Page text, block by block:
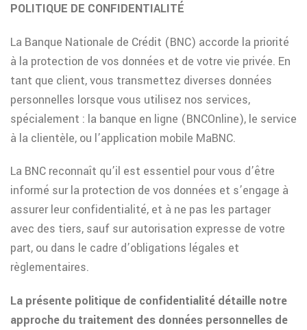
POLITIQUE DE CONFIDENTIALITÉ
La Banque Nationale de Crédit (BNC) accorde la priorité
à la protection de vos données et de votre vie privée. En
tant que client, vous transmettez diverses données
personnelles lorsque vous utilisez nos services,
spécialement : la banque en ligne (BNCOnline), le service
à la clientèle, ou l’application mobile MaBNC.
La BNC reconnaît qu’il est essentiel pour vous d’être
informé sur la protection de vos données et s’engage à
assurer leur confidentialité, et à ne pas les partager
avec des tiers, sauf sur autorisation expresse de votre
part, ou dans le cadre d’obligations légales et
règlementaires.
La présente politique de confidentialité détaille notre
approche du traitement des données personnelles de